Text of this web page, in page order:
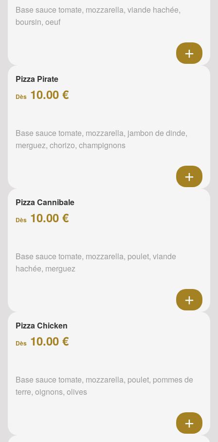
Base sauce tomate, mozzarella, viande hachée,
boursin, oeuf
Pizza Pirate
Dès 10.00 €
Base sauce tomate, mozzarella, jambon de dinde,
merguez, chorizo, champignons
Pizza Cannibale
Dès 10.00 €
Base sauce tomate, mozzarella, poulet, viande
hachée, merguez
Pizza Chicken
Dès 10.00 €
Base sauce tomate, mozzarella, poulet, pommes de
terre, oignons, olives